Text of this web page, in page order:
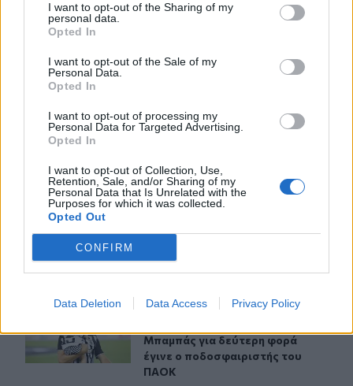
I want to opt-out of the Sharing of my
personal data.
Opted In
I want to opt-out of the Sale of my
Personal Data.
Opted In
I want to opt-out of processing my
Personal Data for Targeted Advertising.
Opted In
I want to opt-out of Collection, Use,
Retention, Sale, and/or Sharing of my
Personal Data that Is Unrelated with the
Purposes for which it was collected.
Opted Out
CONFIRM
Data Deletion Data Access Privacy Policy
του beach bar
ΠΕΡΙΣΣΟΤΕΡΑ
ΣΧΕΤΙΚA AΡΘΡΑ
Nίκη της ΑΕΚ στο τελευταίο φιλικό πριν από τον ΟΦΗ
SPORTS 22:14
φιλικό πριν από τον ΟΦΗ
Γιάννης Κωνσταντέλιας: Μπαμπάς για δεύτερη φορά
SPORTS 22:11
Μπαμπάς για δεύτερη φορά
έγινε ο ποδοσφαιριστής του
ΠΑΟΚ